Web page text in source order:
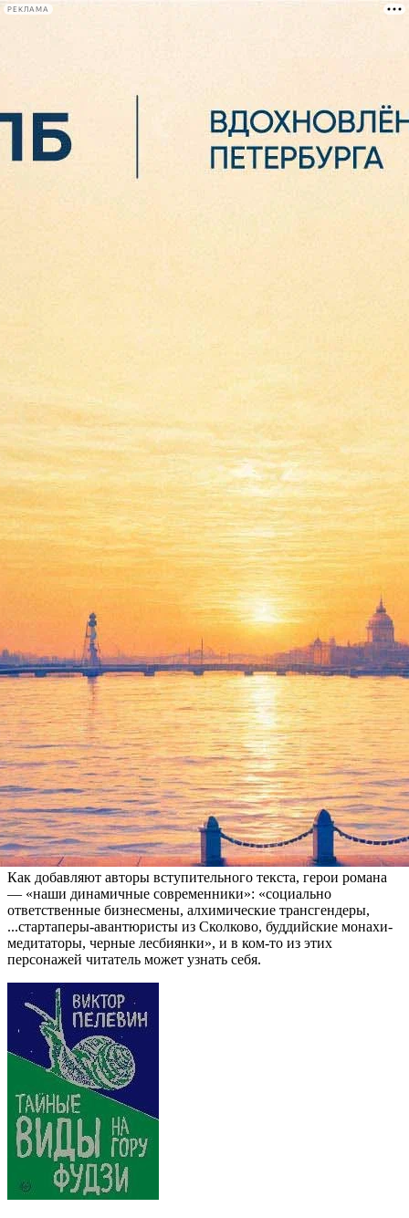
РЕКЛАМА
Сегодня:
Названа тема нового романа
Пелевина
12 сентября 2018,12:25 Версия для печати
Новый роман Виктора Пелевина будет посвящён новым
технологиям, стартапам и женскому лицу российского
бизнеса. Такой вывод можно сделать из описания книги,
появившегося на сайте московской книжной сети «Читай-
город».
«Стартап «Fuji experiences» действует не в Силиконовой
долине, а в российских реалиях, где требования к новому
бизнесу гораздо жестче. Люди, способные профинансировать
новый проект, наперечет... Но эта книга — не только о
проблемах российских стартапов. /.../ Это берущая за сердце
история подлинного женского успеха. Впервые в мировой
литературе раскрываются эзотерические тайны
мезоамериканского феминизма», — отмечается в аннотации.
Как добавляют авторы вступительного текста, герои романа
— «наши динамичные современники»: «социально
ответственные бизнесмены, алхимические трансгендеры,
...стартаперы-авантюристы из Сколково, буддийские монахи-
медитаторы, черные лесбиянки», и в ком-то из этих
персонажей читатель может узнать себя.